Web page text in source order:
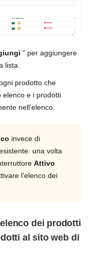
" per aggiungere
lista.
prodotto che
elenco e i prodotti
nell'elenco.
invece di
una volta
Attivo
l'elenco dei
dei prodotti
al sito web di